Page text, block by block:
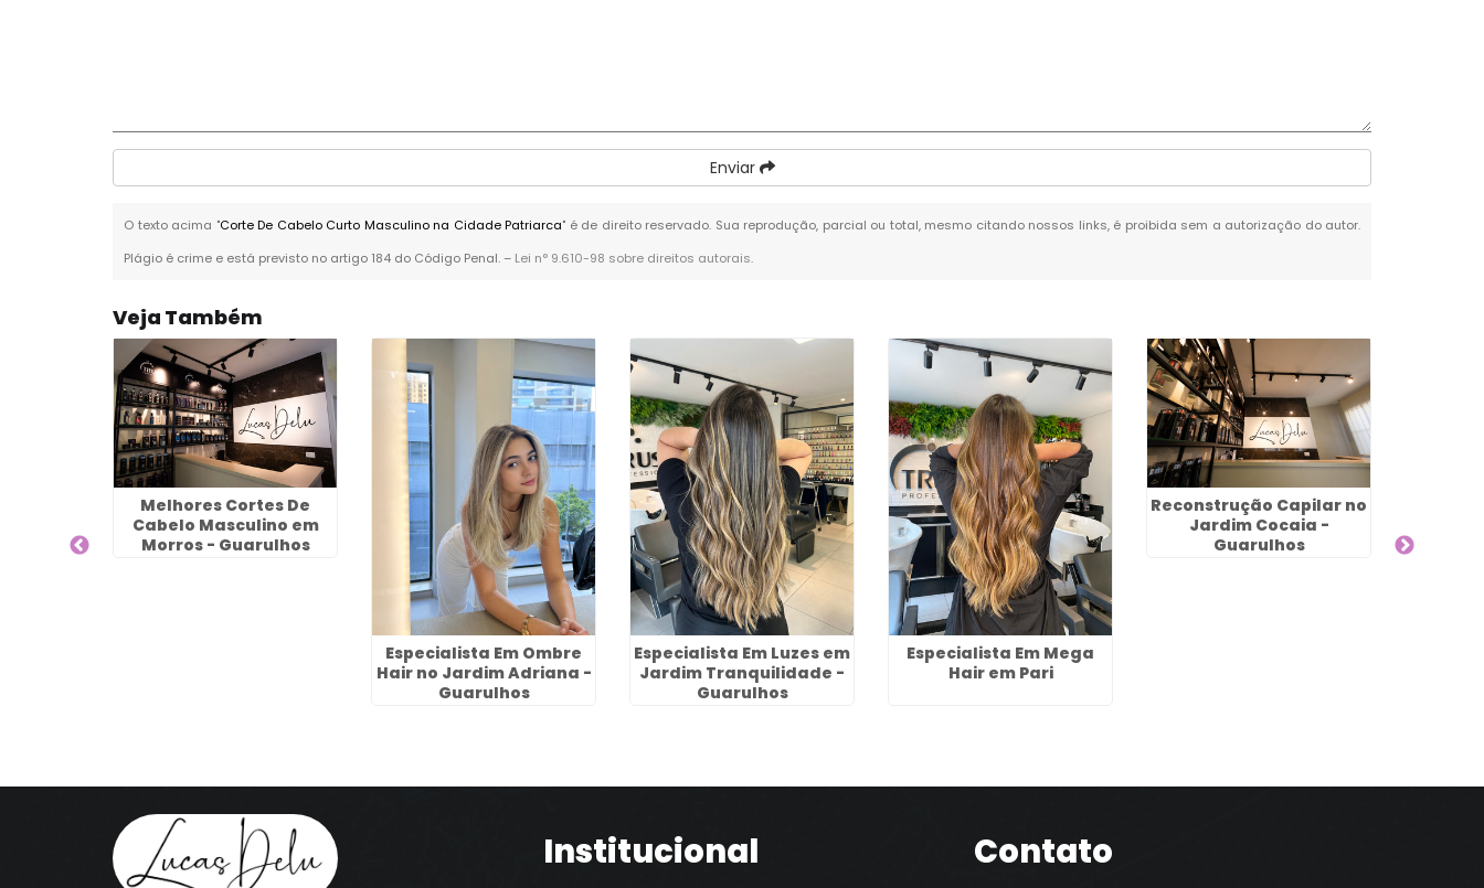
Enviar
O texto acima "Corte De Cabelo Curto Masculino na Cidade Patriarca" é de direito reservado. Sua reprodução, parcial ou total, mesmo citando nossos links, é proibida sem a autorização do autor.
Plágio é crime e está previsto no artigo 184 do Código Penal. – Lei n° 9.610-98 sobre direitos autorais.
Veja Também
Melhores Cortes De
Cabelo Masculino em
Morros - Guarulhos
Especialista Em Ombre
Hair no Jardim Adriana -
Guarulhos
Especialista Em Luzes em
Jardim Tranquilidade -
Guarulhos
Especialista Em Mega
Hair em Pari
Reconstrução Capilar no
Jardim Cocaia -
Guarulhos
Institucional Contato